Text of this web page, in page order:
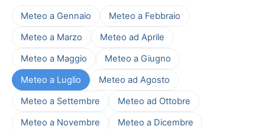
Meteo a Gennaio
Meteo a Febbraio
Meteo a Marzo
Meteo ad Aprile
Meteo a Maggio
Meteo a Giugno
Meteo a Luglio
Meteo ad Agosto
Meteo a Settembre
Meteo ad Ottobre
Meteo a Novembre
Meteo a Dicembre